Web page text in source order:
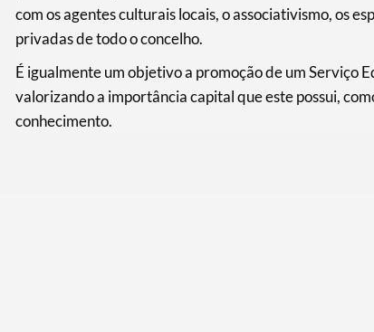
com os agentes culturais locais, o associativismo, os
privadas de todo o concelho.
É igualmente um objetivo a promoção de um Serviço
valorizando a importância capital que este possui,
conhecimento.